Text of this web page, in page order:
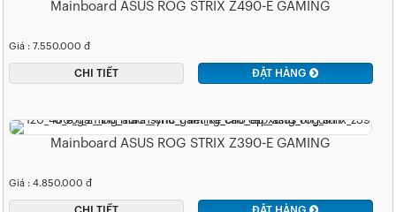
Mainboard ASUS ROG STRIX Z490-E GAMING
Giá : 7.550.000 đ
CHI TIẾT ĐẶT HÀNG
Mainboard ASUS ROG STRIX Z390-E GAMING
Giá : 4.850.000 đ